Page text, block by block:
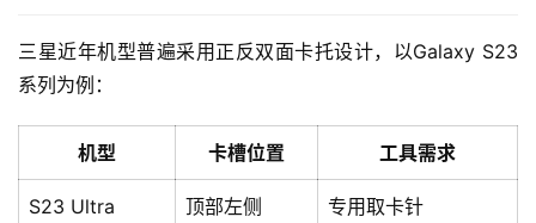
三星近年机型普遍采用正反双面卡托设计，以Galaxy S23
系列为例：
机型 卡槽位置 工具需求
S23 Ultra 顶部左侧 专用取卡针